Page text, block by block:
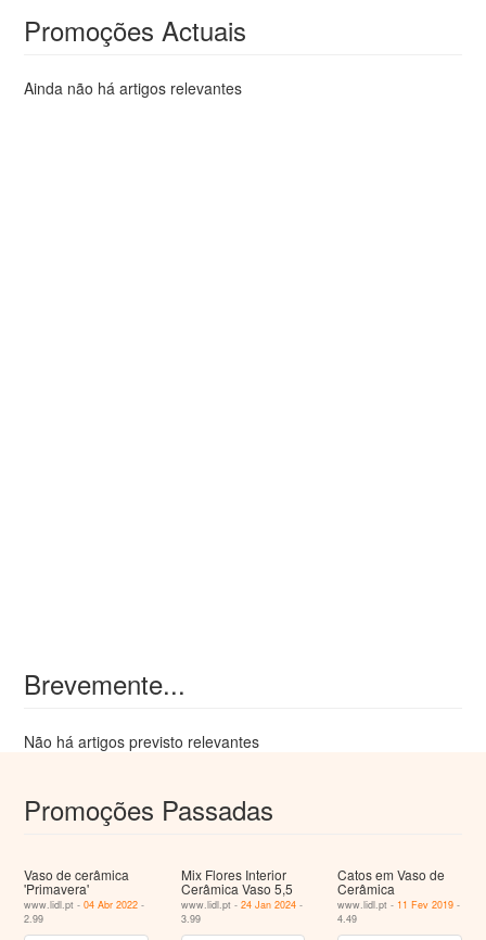
Promoções Actuais
Ainda não há artigos relevantes
Brevemente...
Não há artigos previsto relevantes
Promoções Passadas
Vaso de cerâmica
'Primavera'
www.lidl.pt -04 Abr 2022 -
2.99
Mix Flores Interior
Cerâmica Vaso 5,5
www.lidl.pt - 24 Jan 2024-
3.99
Catos em Vaso de
Cerâmica
www.lidl.pt - 11 Fev 2019 -
4.49